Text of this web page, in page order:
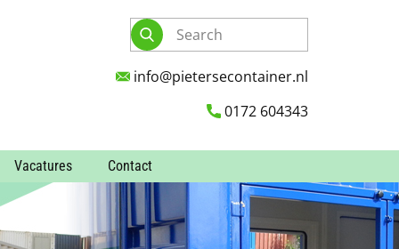
info@pietersecontainer.nl
0172 604343
Vacatures Contact